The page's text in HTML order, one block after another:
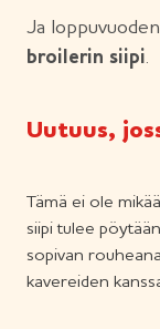
Ja
broilerin siipi.
Uutuus,
Tämä ei ole
siipi tulee
sopivan
kavereiden